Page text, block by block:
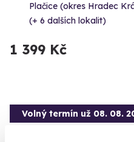
Plačice (okres Hradec
(+ 6 dalších lokalit)
1 399 Kč
Volný termín už 08. 08.